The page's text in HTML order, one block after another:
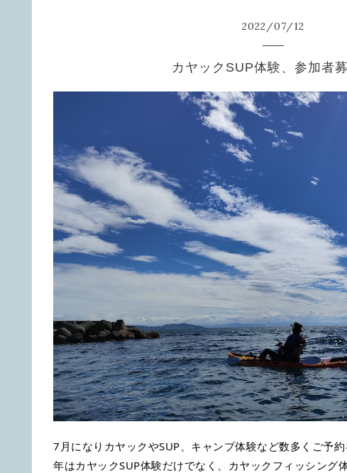
2022/07/12
カヤックSUP体験、参加者
7月になりカヤックやSUP、キャンプ体験など数多くご予
年はカヤックSUP体験だけでなく、カヤックフィッシング